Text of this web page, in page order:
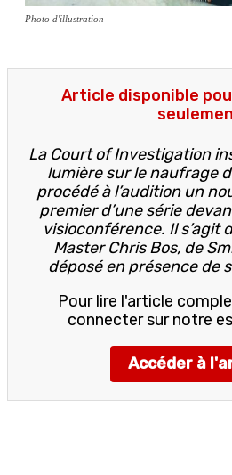
Photo d'illustration
Article disponible
La Court of Investigation
lumière sur le naufrage
procédé à l’audition un
premier d’une série
visioconférence. Il s’agit
Master Chris Bos, de
déposé en présence de
Pour lire l'article
connecter sur notre
Accéder à